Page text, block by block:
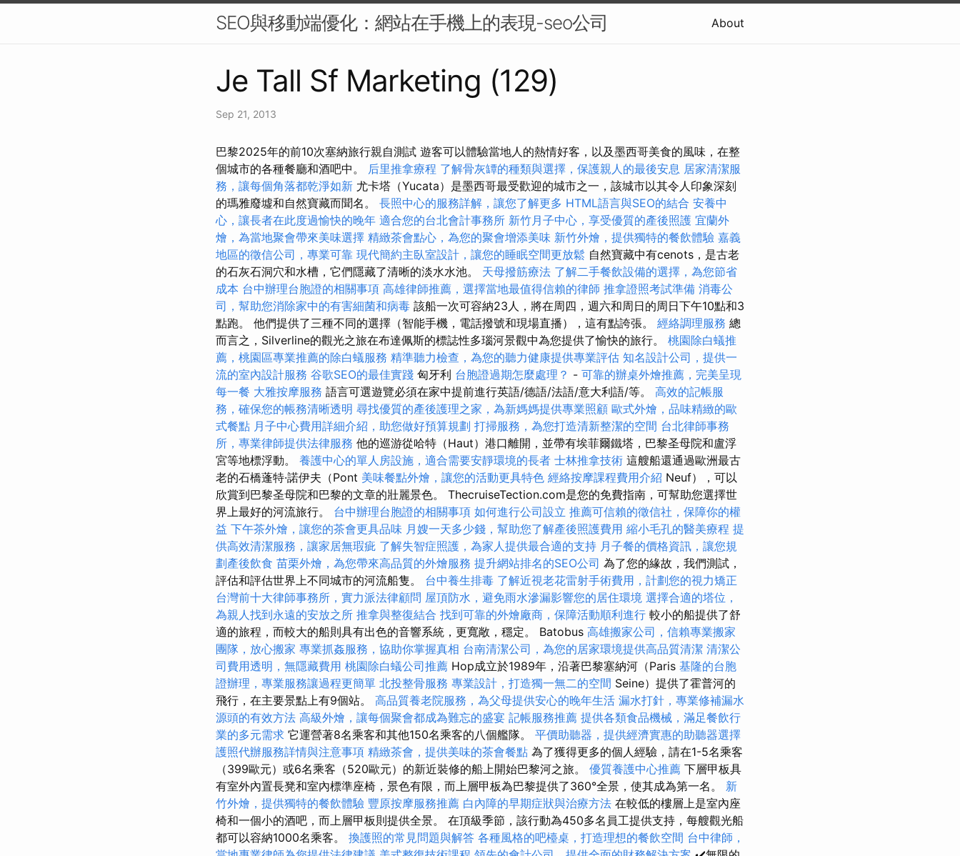
SEO與移動端優化：網站在手機上的表現-seo公司 About
Je Tall Sf Marketing (129)
Sep 21, 2013
巴黎2025年的前10次塞納旅行親自測試 遊客可以體驗當地人的熱情好客，以及墨西哥美食的風味，在整
個城市的各種餐廳和酒吧中。 后里推拿療程 了解骨灰罈的種類與選擇，保護親人的最後安息 居家清潔服
務，讓每個角落都乾淨如新 尤卡塔（Yucata）是墨西哥最受歡迎的城市之一，該城市以其令人印象深刻
的瑪雅廢墟和自然寶藏而聞名。 長照中心的服務詳解，讓您了解更多 HTML語言與SEO的結合 安養中
心，讓長者在此度過愉快的晚年 適合您的台北會計事務所 新竹月子中心，享受優質的產後照護 宜蘭外
燴，為當地聚會帶來美味選擇 精緻茶會點心，為您的聚會增添美味 新竹外燴，提供獨特的餐飲體驗 嘉義
地區的徵信公司，專業可靠 現代簡約主臥室設計，讓您的睡眠空間更放鬆 自然寶藏中有cenots，是古老
的石灰石洞穴和水槽，它們隱藏了清晰的淡水水池。 天母撥筋療法 了解二手餐飲設備的選擇，為您節省
成本 台中辦理台胞證的相關事項 高雄律師推薦，選擇當地最值得信賴的律師 推拿證照考試準備 消毒公
司，幫助您消除家中的有害細菌和病毒 該船一次可容納23人，將在周四，週六和周日的周日下午10點和3
點跑。 他們提供了三種不同的選擇（智能手機，電話撥號和現場直播），這有點誇張。 經絡調理服務 總
而言之，Silverline的觀光之旅在布達佩斯的標誌性多瑙河景觀中為您提供了愉快的旅行。 桃園除白蟻推
薦，桃園區專業推薦的除白蟻服務 精準聽力檢查，為您的聽力健康提供專業評估 知名設計公司，提供一
流的室內設計服務 谷歌SEO的最佳實踐 匈牙利 台胞證過期怎麼處理？ - 可靠的辦桌外燴推薦，完美呈現
每一餐 大雅按摩服務 語言可選遊覽必須在家中提前進行英語/德語/法語/意大利語/等。 高效的記帳服
務，確保您的帳務清晰透明 尋找優質的產後護理之家，為新媽媽提供專業照顧 歐式外燴，品味精緻的歐
式餐點 月子中心費用詳細介紹，助您做好預算規劃 打掃服務，為您打造清新整潔的空間 台北律師事務
所，專業律師提供法律服務 他的巡游從哈特（Haut）港口離開，並帶有埃菲爾鐵塔，巴黎圣母院和盧浮
宮等地標浮動。 養護中心的單人房設施，適合需要安靜環境的長者 士林推拿技術 這艘船還通過歐洲最古
老的石橋蓬特·諾伊夫（Pont 美味餐點外燴，讓您的活動更具特色 經絡按摩課程費用介紹 Neuf），可以
欣賞到巴黎圣母院和巴黎的文章的壯麗景色。 ThecruiseTection.com是您的免費指南，可幫助您選擇世
界上最好的河流旅行。 台中辦理台胞證的相關事項 如何進行公司設立 推薦可信賴的徵信社，保障你的權
益 下午茶外燴，讓您的茶會更具品味 月嫂一天多少錢，幫助您了解產後照護費用 縮小毛孔的醫美療程 提
供高效清潔服務，讓家居無瑕疵 了解失智症照護，為家人提供最合適的支持 月子餐的價格資訊，讓您規
劃產後飲食 苗栗外燴，為您帶來高品質的外燴服務 提升網站排名的SEO公司 為了您的緣故，我們測試，
評估和評估世界上不同城市的河流船隻。 台中養生排毒 了解近視老花雷射手術費用，計劃您的視力矯正
台灣前十大律師事務所，實力派法律顧問 屋頂防水，避免雨水滲漏影響您的居住環境 選擇合適的塔位，
為親人找到永遠的安放之所 推拿與整復結合 找到可靠的外燴廠商，保障活動順利進行 較小的船提供了舒
適的旅程，而較大的船則具有出色的音響系統，更寬敞，穩定。 Batobus 高雄搬家公司，信賴專業搬家
團隊，放心搬家 專業抓姦服務，協助你掌握真相 台南清潔公司，為您的居家環境提供高品質清潔 清潔公
司費用透明，無隱藏費用 桃園除白蟻公司推薦 Hop成立於1989年，沿著巴黎塞納河（Paris 基隆的台胞
證辦理，專業服務讓過程更簡單 北投整骨服務 專業設計，打造獨一無二的空間 Seine）提供了霍普河的
飛行，在主要景點上有9個站。 高品質養老院服務，為父母提供安心的晚年生活 漏水打針，專業修補漏水
源頭的有效方法 高級外燴，讓每個聚會都成為難忘的盛宴 記帳服務推薦 提供各類食品機械，滿足餐飲行
業的多元需求 它運營著8名乘客和其他150名乘客的八個艦隊。 平價助聽器，提供經濟實惠的助聽器選擇
護照代辦服務詳情與注意事項 精緻茶會，提供美味的茶會餐點 為了獲得更多的個人經驗，請在1-5名乘客
（399歐元）或6名乘客（520歐元）的新近裝修的船上開始巴黎河之旅。 優質養護中心推薦 下層甲板具
有室外內置長凳和室內標準座椅，景色有限，而上層甲板為巴黎提供了360°全景，使其成為第一名。 新
竹外燴，提供獨特的餐飲體驗 豐原按摩服務推薦 白內障的早期症狀與治療方法 在較低的樓層上是室內座
椅和一個小的酒吧，而上層甲板則提供全景。 在頂級季節，該行動為450多名員工提供支持，每艘觀光船
都可以容納1000名乘客。 換護照的常見問題與解答 各種風格的吧檯桌，打造理想的餐飲空間 台中律師，